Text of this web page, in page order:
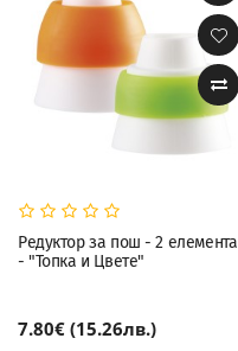
Редуктор за пош - 2 елемента
- "Топка и Цвете"
7.80€ (15.26лв.)